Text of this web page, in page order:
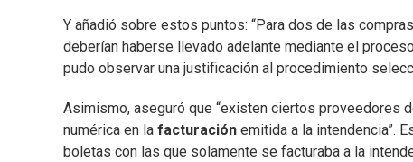
Y añadió sobre estos puntos: “Para dos de las
deberían haberse llevado adelante mediante el
pudo observar una justificación al procedimiento
Asimismo, aseguró que “existen ciertos proveedores
numérica en la facturación emitida a la intendencia”.
boletas con las que solamente se facturaba a la